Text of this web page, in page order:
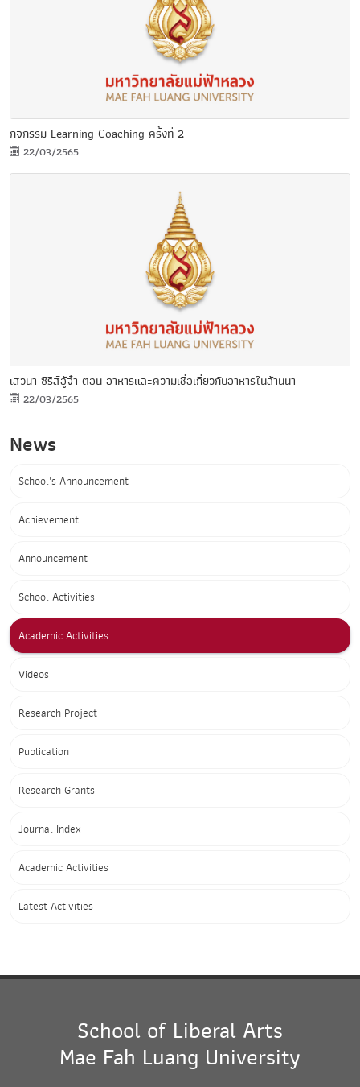
กิจกรรม Learning Coaching ครั้งที่ 2
22/03/2565
เสวนา ซีรีส์อู้จ๋า ตอน อาหารและความเชื่อเกี่ยวกับอาหารในล้านนา
22/03/2565
News
School's Announcement
Achievement
Announcement
School Activities
Academic Activities
Videos
Research Project
Publication
Research Grants
Journal Index
Academic Activities
Latest Activities
School of Liberal Arts
Mae Fah Luang University